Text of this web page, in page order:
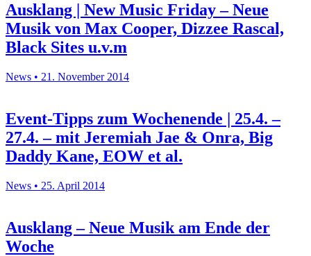
Ausklang | New Music Friday – Neue
Musik von Max Cooper, Dizzee Rascal,
Black Sites u.v.m
News • 21. November 2014
Event-Tipps zum Wochenende | 25.4. –
27.4. – mit Jeremiah Jae & Onra, Big
Daddy Kane, EOW et al.
News • 25. April 2014
Ausklang – Neue Musik am Ende der
Woche